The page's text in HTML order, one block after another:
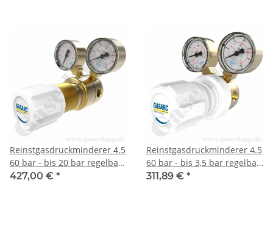
Reinstgasdruckminderer 4.5
60 bar - bis 20 bar regelbar
- 1-stufig - FKM - Messing -
427,00 € *
Reinstgasdruckminderer 4.5
60 bar - bis 3,5 bar regelbar
- 1-stufig - PTFE - Messing -
311,89 € *